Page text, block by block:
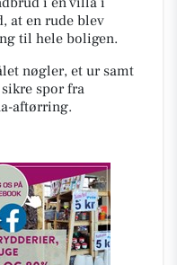
at en rude blev
til hele boligen.
nøgler, et ur samt
spor fra
aftørring.